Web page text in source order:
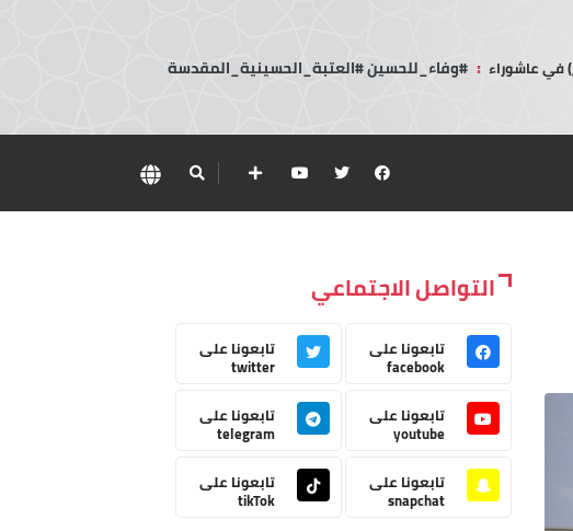
في عاشوراء : #وفاء_للحسين #العتبة_الحسينية_المقدسة
التواصل الاجتماعي
تابعونا على
facebook
تابعونا على
twitter
تابعونا على
youtube
تابعونا على
telegram
تابعونا على
snapchat
تابعونا على
tikTok